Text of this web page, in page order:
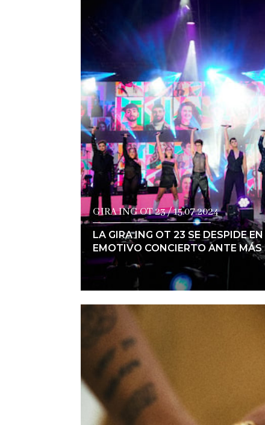
Ver
GIRA ING OT 23 / 15.07.2024
LA GIRA ING OT 23 SE DESPIDE
EMOTIVO CONCIERTO ANTE